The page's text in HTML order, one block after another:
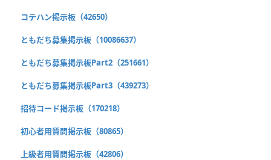
コテハン掲示板（42650）
ともだち募集掲示板（10086637）
ともだち募集掲示板Part2（251661）
ともだち募集掲示板Part3（439273）
招待コード掲示板（170218）
初心者用質問掲示板（80865）
上級者用質問掲示板（42806）